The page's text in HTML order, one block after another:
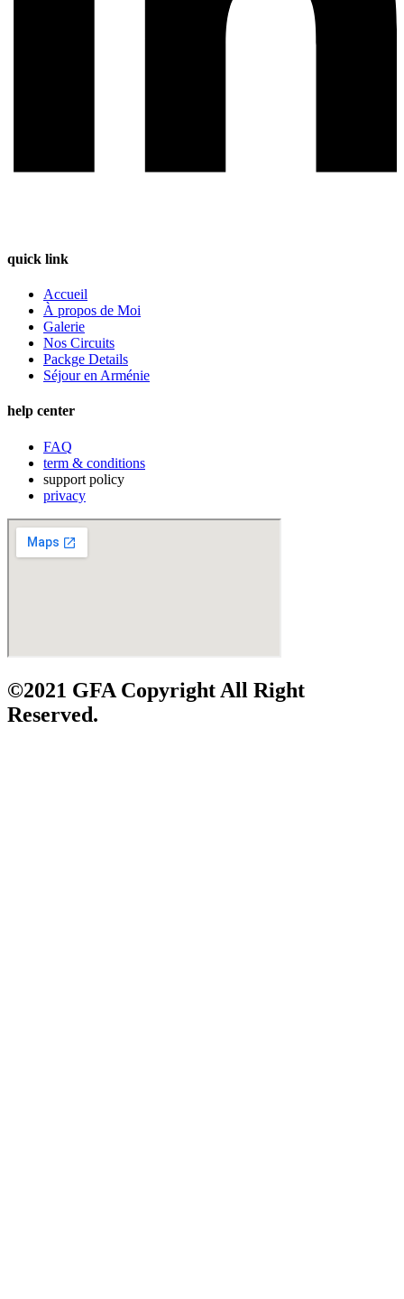
quick link
Accueil
À propos de Moi
Galerie
Nos Circuits
Packge Details
Séjour en Arménie
help center
FAQ
term & conditions
support policy
privacy
©2021 GFA Copyright All Right
Reserved.